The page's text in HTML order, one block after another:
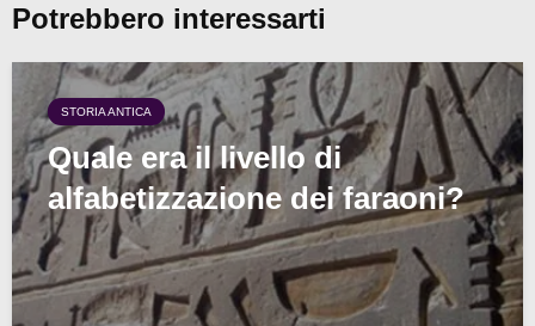
Potrebbero interessarti
STORIA ANTICA
Quale era il livello di
alfabetizzazione dei faraoni?